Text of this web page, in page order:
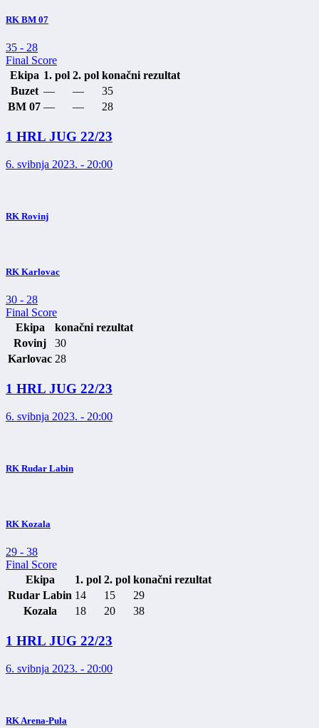
RK BM 07
35 - 28
Final Score
Ekipa 1. pol 2. pol konačni rezultat
Buzet — —
35
BM 07 — — 28
1 HRL JUG 22/23
6. svibnja 2023. - 20:00
RK Rovinj
RK Karlovac
30 - 28
Final Score
Ekipa
konačni rezultat
Rovinj
30
Karlovac 28
1 HRL JUG 22/23
6. svibnja 2023. - 20:00
RK Rudar Labin
RK Kozala
29 - 38
Final Score
Ekipa
1. pol 2. pol konačni rezultat
Rudar Labin 14 15
29
Kozala
18 20 38
1 HRL JUG 22/23
6. svibnja 2023. - 20:00
RK Arena-Pula